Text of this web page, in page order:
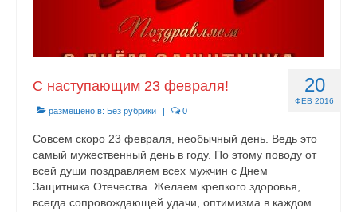
20
ФЕВ 2016
С наступающим 23 февраля!
размещено в: Без рубрики | 0
Совсем скоро 23 февраля, необычный день. Ведь это
самый мужественный день в году. По этому поводу от
всей души поздравляем всех мужчин с Днем
Защитника Отечества. Желаем крепкого здоровья,
всегда сопровождающей удачи, оптимизма в каждом